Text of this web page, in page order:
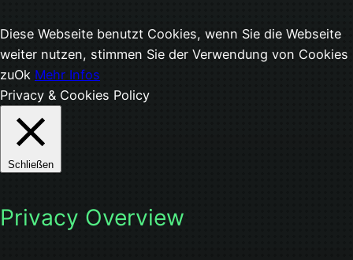
Diese Webseite benutzt Cookies, wenn Sie die Webseite
weiter nutzen, stimmen Sie der Verwendung von Cookies
zuOk Mehr Infos
Privacy & Cookies Policy
Schließen
Privacy Overview